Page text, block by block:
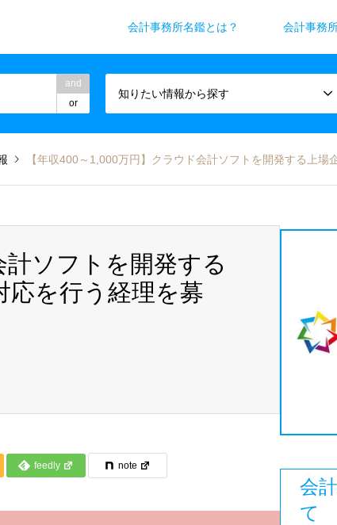
会計事務所名鑑とは？ 会計事務
and
or
知りたい情報から探す
【年収400～1,000万円】クラウド会計ソフトを開発する上場企業が
計ソフトを開発する
応を行う経理を募
feedly note
会
て